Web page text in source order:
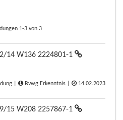
1-3 von 3
14 W136 2224801-1
| Bvwg Erkenntnis | 14.02.2023
15 W208 2257867-1